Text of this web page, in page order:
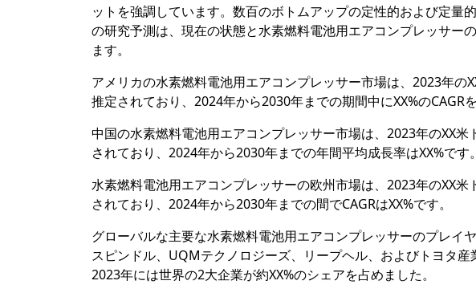
ットを強調しています。数百のボトムアップの定性的および定量
の研究予測は、現在の状態と水素燃料電池用エアコンプレッサー
ます。
アメリカの水素燃料電池用エアコンプレッサー市場は、2023年の
推定されており、2024年から2030年までの期間中にXX%のCAGR
中国の水素燃料電池用エアコンプレッサー市場は、2023年のXX
されており、2024年から2030年までの年間平均成長率はXX%です。
水素燃料電池用エアコンプレッサーの欧州市場は、2023年のXX
されており、2024年から2030年までの間でCAGRはXX%です。
グローバルな主要な水素燃料電池用エアコンプレッサーのプレイ
スピンドル、UQMテクノロジーズ、リープヘル、およびトヨタ産
2023年には世界の2大企業が約XX%のシェアを占めました。